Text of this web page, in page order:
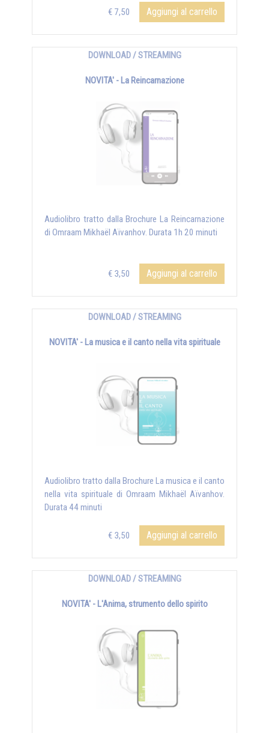
€ 7,50 Aggiungi al carrello
DOWNLOAD / STREAMING
NOVITA' - La Reincarnazione
Audiolibro tratto dalla Brochure La Reincarnazione
di Omraam Mikhaël Aïvanhov. Durata 1h 20 minuti
€ 3,50 Aggiungi al carrello
DOWNLOAD / STREAMING
NOVITA' - La musica e il canto nella vita spirituale
Audiolibro tratto dalla Brochure La musica e il canto
nella vita spirituale di Omraam Mikhaël Aïvanhov.
Durata 44 minuti
€ 3,50 Aggiungi al carrello
DOWNLOAD / STREAMING
NOVITA' - L'Anima, strumento dello spirito